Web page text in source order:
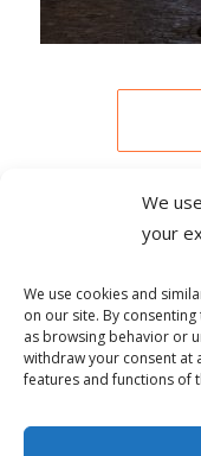
We
your
We use cookies and
on our site. By
as browsing behavior or
withdraw your consent at
features and functions of
0
© Copyright - Alpha-b